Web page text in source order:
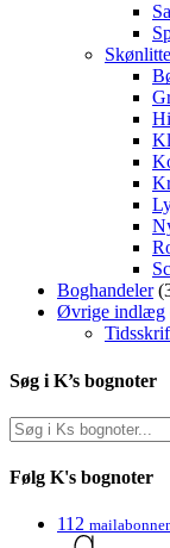
Boghandeler
Øvrige indlæg
Søg i K’s bognoter
Følg K's bognoter
112